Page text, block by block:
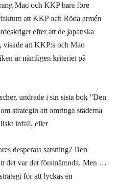
Mao och KKP bara före
att KKP och Röda armén
efter att de japanska
visade att KKP:s och Mao
är nämligen kriteriet på
undrade i sin sista bok ”Den
om strategin att omringa städerna
infall, eller
desperata satsning? Den
det var det förstnämnda. Men …
för att lyckas en